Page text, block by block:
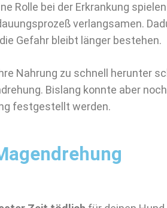
Rolle bei der Erkrankung
verlangsamen.
Gefahr bleibt länger bestehen.
Nahrung zu schnell herunter
Bislang konnte aber
festgestellt werden.